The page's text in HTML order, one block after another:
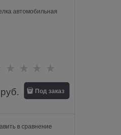
автомобильная
руб. Под заказ
в сравнение